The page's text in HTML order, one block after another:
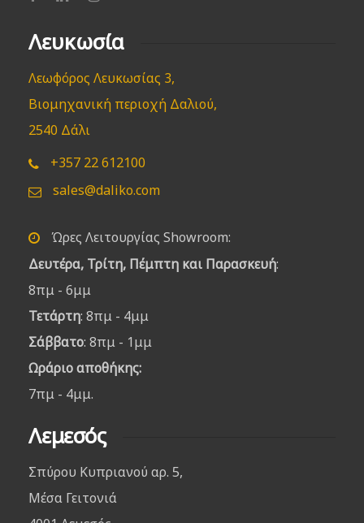
Λευκωσία
Λεωφόρος Λευκωσίας 3,
Βιομηχανική περιοχή Δαλιού,
2540 Δάλι
+357 22 612100
sales@daliko.com
Ώρες Λειτουργίας Showroom:
Δευτέρα, Τρίτη, Πέμπτη και Παρασκευή:
8πμ - 6μμ
Τετάρτη: 8πμ - 4μμ
Σάββατο: 8πμ - 1μμ
Ωράριο αποθήκης:
7πμ - 4μμ.
Λεμεσός
Σπύρου Κυπριανού αρ. 5,
Μέσα Γειτονιά